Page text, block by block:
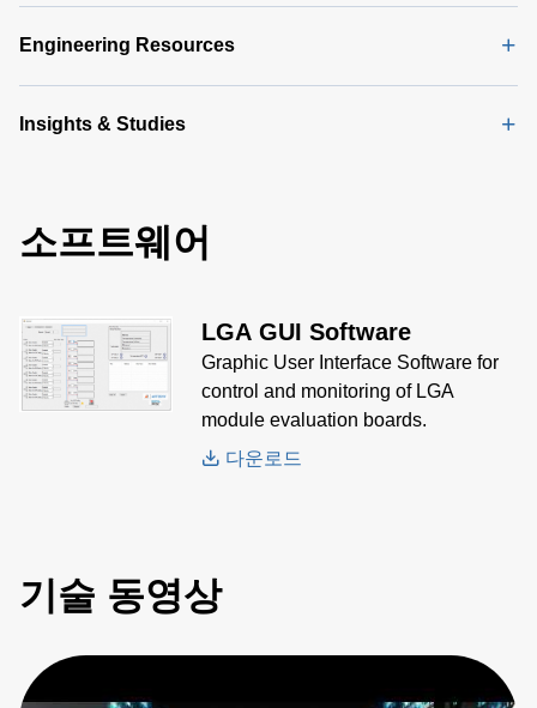
Engineering Resources
Insights & Studies
소프트웨어
LGA GUI Software
Graphic User Interface Software for
control and monitoring of LGA
module evaluation boards.
다운로드
기술 동영상